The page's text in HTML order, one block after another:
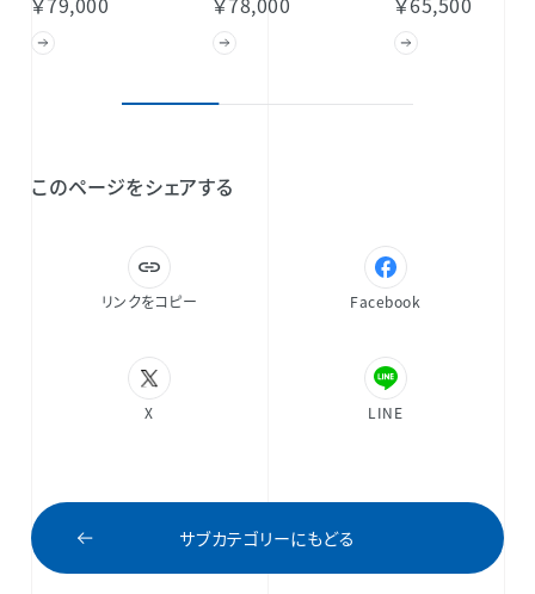
このページをシェアする
リンクをコピー Facebook
X LINE
サブカテゴリーにもどる